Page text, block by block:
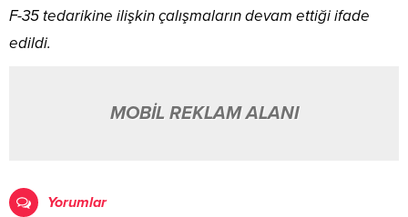
F-35 tedarikine ilişkin çalışmaların devam ettiği ifade
edildi.
MOBİL REKLAM ALANI
Yorumlar